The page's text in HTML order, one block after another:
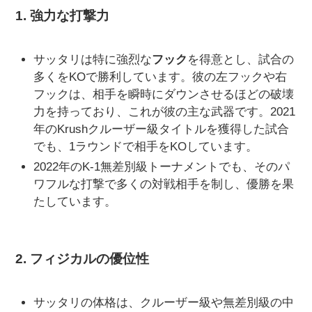
1.強力な打撃力
サッタリは特に強烈なフック を得意とし、試合の
多くをKOで勝利しています。彼の左フックや右
フックは、相手を瞬時にダウンさせるほどの破壊
力を持っており、これが彼の主な武器です。2021
年のKrushクルーザー級タイトルを獲得した試合
でも、1ラウンドで相手をKOしています。
2022年のK-1無差別級トーナメントでも、そのパ
ワフルな打撃で多くの対戦相手を制し、優勝を果
たしています。
2. フィジカルの優位性
サッタリの体格は、クルーザー級や無差別級の中